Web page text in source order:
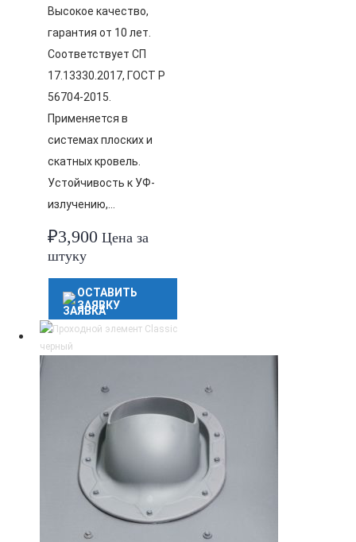
Высокое качество,
гарантия от 10 лет.
Соответствует СП
17.13330.2017, ГОСТ Р
56704-2015.
Применяется в
системах плоских и
скатных кровель.
Устойчивость к УФ-
излучению,…
₽3,900 Цена за
штуку
ОСТАВИТЬ
ЗАЯВКУ